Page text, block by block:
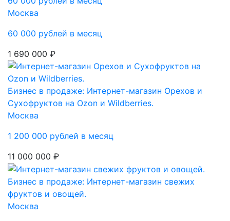
Москва
60 000 рублей в месяц
1 690 000 ₽
Бизнес в продаже: Интернет-магазин Орехов и
Сухофруктов на Оzon и Wildberries.
Москва
1 200 000 рублей в месяц
11 000 000 ₽
Бизнес в продаже: Интернет-магазин свежих
фруктов и овощей.
Москва